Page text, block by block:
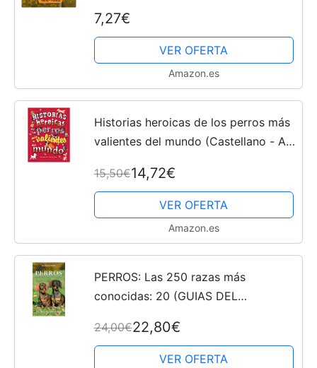
básicas
7,27€
VER OFERTA
Amazon.es
Historias heroicas de los perros más
valientes del mundo (Castellano - A
DIDÁCTICOS - Otros libros)
15,50€14,72€
VER OFERTA
Amazon.es
PERROS: Las 250 razas más
conocidas: 20 (GUIAS DEL
24,00€22,80€
VER OFERTA